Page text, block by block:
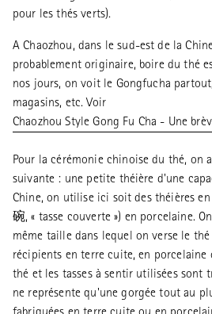
pour les thés verts).
A Chaozhou, dans le sud-est de la
probablement originaire, boire du thé
nos jours, on voit le Gongfucha
magasins, etc. Voir
Chaozhou Style Gong Fu Cha - Une
Pour la cérémonie chinoise du thé, on
suivante : une petite théière d'une
Chine, on utilise ici soit des théières
碗, « tasse couverte ») en porcelaine.
même taille dans lequel on verse le
récipients en terre cuite, en porcelaine
thé et les tasses à sentir utilisées sont
ne représente qu'une gorgée tout au